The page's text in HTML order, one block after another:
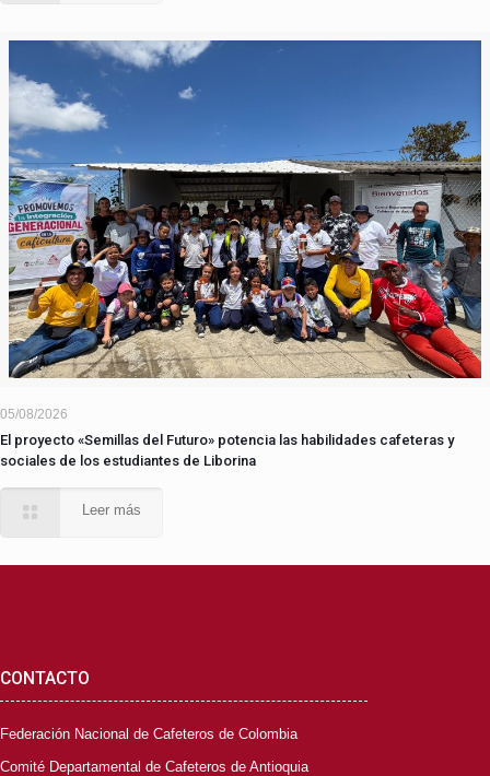
05/08/2026
El proyecto «Semillas del Futuro» potencia las habilidades cafeteras y
sociales de los estudiantes de Liborina
Leer más
CONTACTO
Federación Nacional de Cafeteros de Colombia
Comité Departamental de Cafeteros de Antioquia